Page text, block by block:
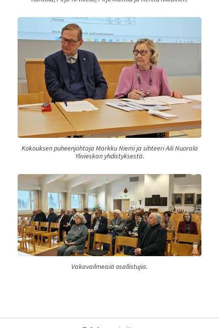
Kokouksen puheenjohtaja Markku Niemi ja sihteeri Aili Nuorala
Ylivieskan yhdistyksestä.
Vakavailmeisiä osallistujia.